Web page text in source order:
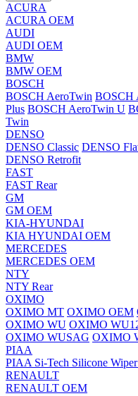
ACURA
ACURA OEM
AUDI
AUDI OEM
BMW
BMW OEM
BOSCH
BOSCH AeroTwin BOSCH
Plus BOSCH AeroTwin U
Twin
DENSO
DENSO Classic DENSO
DENSO Retrofit
FAST
FAST Rear
GM
GM OEM
KIA-HYUNDAI
KIA HYUNDAI OEM
MERCEDES
MERCEDES OEM
NTY
NTY Rear
OXIMO
OXIMO MT OXIMO OEM
OXIMO WU OXIMO
OXIMO WUSAG OXIMO
PIAA
PIAA Si-Tech Silicone
RENAULT
RENAULT OEM